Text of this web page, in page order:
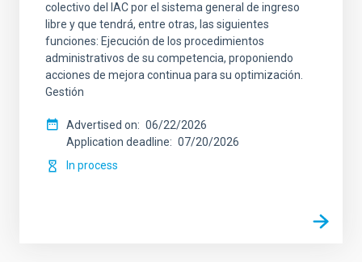
colectivo del IAC por el sistema general de ingreso
libre y que tendrá, entre otras, las siguientes
funciones: Ejecución de los procedimientos
administrativos de su competencia, proponiendo
acciones de mejora continua para su optimización.
Gestión
Advertised on
06/22/2026
Application deadline
07/20/2026
In process